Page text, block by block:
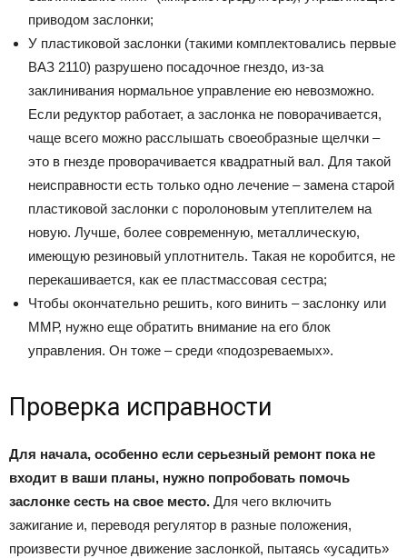
приводом заслонки;
У пластиковой заслонки (такими комплектовались первые
ВАЗ 2110) разрушено посадочное гнездо, из-за
заклинивания нормальное управление ею невозможно.
Если редуктор работает, а заслонка не поворачивается,
чаще всего можно расслышать своеобразные щелчки –
это в гнезде проворачивается квадратный вал. Для такой
неисправности есть только одно лечение – замена старой
пластиковой заслонки с поролоновым утеплителем на
новую. Лучше, более современную, металлическую,
имеющую резиновый уплотнитель. Такая не коробится, не
перекашивается, как ее пластмассовая сестра;
Чтобы окончательно решить, кого винить – заслонку или
ММР, нужно еще обратить внимание на его блок
управления. Он тоже – среди «подозреваемых».
Проверка исправности
Для начала, особенно если серьезный ремонт пока не
входит в ваши планы, нужно попробовать помочь
заслонке сесть на свое место. Для чего включить
зажигание и, переводя регулятор в разные положения,
произвести ручное движение заслонкой, пытаясь «усадить»